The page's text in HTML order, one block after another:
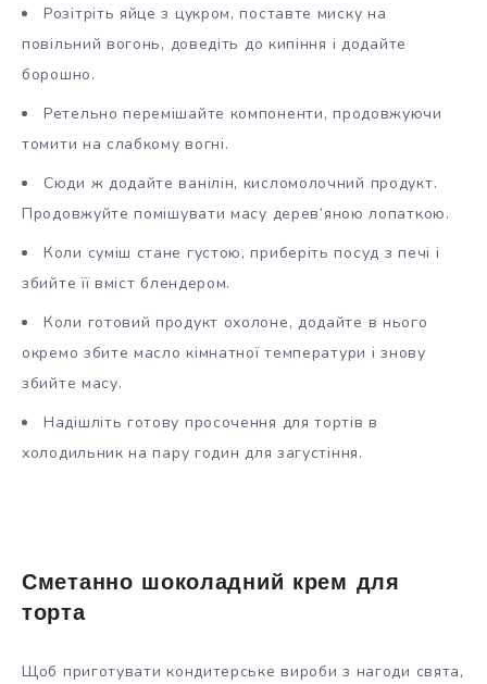
Розітріть яйце з цукром, поставте миску на
повільний вогонь, доведіть до кипіння і додайте
борошно.
Ретельно перемішайте компоненти, продовжуючи
томити на слабкому вогні.
Сюди ж додайте ванілін, кисломолочний продукт.
Продовжуйте помішувати масу дерев’яною лопаткою.
Коли суміш стане густою, приберіть посуд з печі і
збийте її вміст блендером.
Коли готовий продукт охолоне, додайте в нього
окремо збите масло кімнатної температури і знову
збийте масу.
Надішліть готову просочення для тортів в
холодильник на пару годин для загустіння.
Сметанно шоколадний крем для
торта
Щоб приготувати кондитерське вироби з нагоди свята,